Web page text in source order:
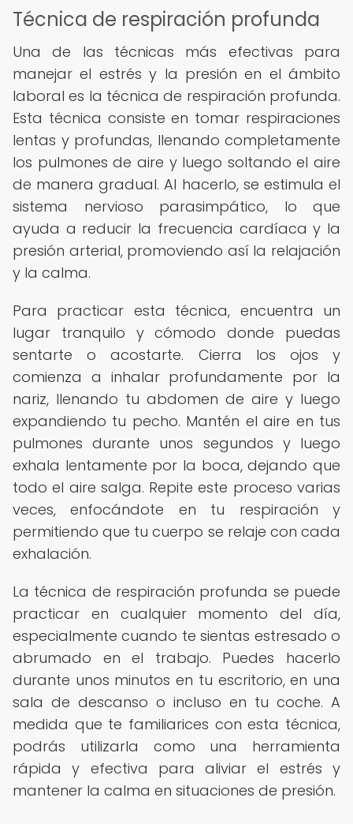
Técnica de respiración profunda
Una de las técnicas más efectivas para
manejar el estrés y la presión en el ámbito
laboral es la técnica de respiración profunda.
Esta técnica consiste en tomar respiraciones
lentas y profundas, llenando completamente
los pulmones de aire y luego soltando el aire
de manera gradual. Al hacerlo, se estimula el
sistema nervioso parasimpático, lo que
ayuda a reducir la frecuencia cardíaca y la
presión arterial, promoviendo así la relajación
y la calma.
Para practicar esta técnica, encuentra un
lugar tranquilo y cómodo donde puedas
sentarte o acostarte. Cierra los ojos y
comienza a inhalar profundamente por la
nariz, llenando tu abdomen de aire y luego
expandiendo tu pecho. Mantén el aire en tus
pulmones durante unos segundos y luego
exhala lentamente por la boca, dejando que
todo el aire salga. Repite este proceso varias
veces, enfocándote en tu respiración y
permitiendo que tu cuerpo se relaje con cada
exhalación.
La técnica de respiración profunda se puede
practicar en cualquier momento del día,
especialmente cuando te sientas estresado o
abrumado en el trabajo. Puedes hacerlo
durante unos minutos en tu escritorio, en una
sala de descanso o incluso en tu coche. A
medida que te familiarices con esta técnica,
podrás utilizarla como una herramienta
rápida y efectiva para aliviar el estrés y
mantener la calma en situaciones de presión.